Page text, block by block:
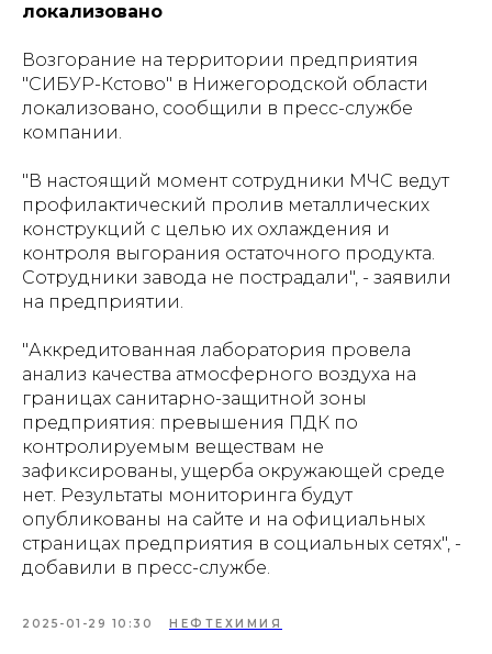
локализовано
Возгорание на территории предприятия
"СИБУР-Кстово" в Нижегородской области
локализовано, сообщили в пресс-службе
компании.
"В настоящий момент сотрудники МЧС ведут
профилактический пролив металлических
конструкций с целью их охлаждения и
контроля выгорания остаточного продукта.
Сотрудники завода не пострадали", - заявили
на предприятии.
"Аккредитованная лаборатория провела
анализ качества атмосферного воздуха на
границах санитарно-защитной зоны
предприятия: превышения ПДК по
контролируемым веществам не
зафиксированы, ущерба окружающей среде
нет. Результаты мониторинга будут
опубликованы на сайте и на официальных
страницах предприятия в социальных сетях", -
добавили в пресс-службе.
2025-01-29 10:30 НЕФТЕХИМИЯ